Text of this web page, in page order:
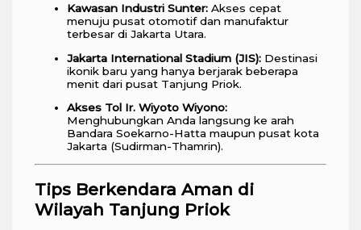
Kawasan Industri Sunter:Akses cepat
menuju pusat otomotif dan manufaktur
terbesar di Jakarta Utara.
Jakarta International Stadium (JIS):Destinasi
ikonik baru yang hanya berjarak beberapa
menit dari pusat Tanjung Priok.
Akses Tol Ir. Wiyoto Wiyono:
Menghubungkan Anda langsung ke arah
Bandara Soekarno-Hatta maupun pusat kota
Jakarta (Sudirman-Thamrin).
Tips Berkendara Aman di
Wilayah Tanjung Priok